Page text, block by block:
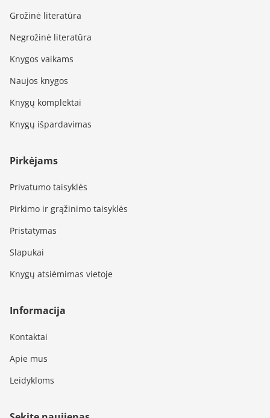
Grožinė literatūra
Negrožinė literatūra
Knygos vaikams
Naujos knygos
Knygų komplektai
Knygų išpardavimas
Pirkėjams
Privatumo taisyklės
Pirkimo ir grąžinimo taisyklės
Pristatymas
Slapukai
Knygų atsiėmimas vietoje
Informacija
Kontaktai
Apie mus
Leidykloms